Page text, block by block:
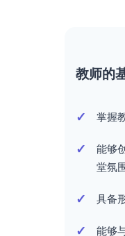
教师的
掌握
能够
堂氛
具备
能够